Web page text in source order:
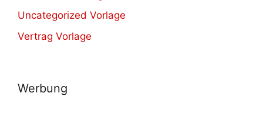
Uncategorized Vorlage
Vertrag Vorlage
Werbung